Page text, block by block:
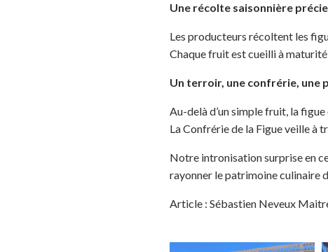
Une récolte saisonnière
Les producteurs récoltent les
Chaque fruit est cueilli à
Un terroir, une confrérie, une
Au-delà d’un simple fruit, la
La Confrérie de la Figue veille à
Notre intronisation surprise en
rayonner le patrimoine culinaire
Article : Sébastien Neveux